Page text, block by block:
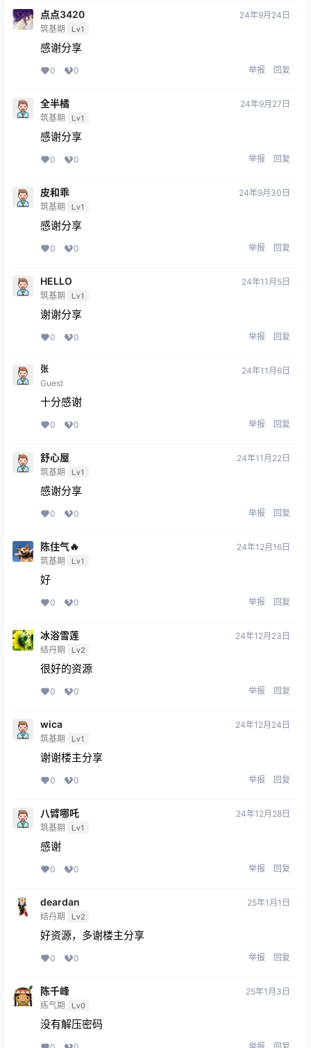
点点3420
筑基期 Lv1
24年9月24日
感谢分享
0 0 举报 回复
全半橘
筑基期 Lv1
24年9月27日
感谢分享
0 0 举报 回复
皮和乖
筑基期 Lv1
24年9月30日
感谢分享
0 0 举报 回复
HELLO
筑基期 Lv1
24年11月5日
谢谢分享
0 0 举报 回复
张
Guest
24年11月6日
十分感谢
0 0 举报 回复
舒心屋
筑基期 Lv1
24年11月22日
感谢分享
0 0 举报 回复
陈住气🔥
筑基期 Lv1
24年12月16日
好
0 0 举报 回复
冰浴雪莲
结丹期 Lv2
24年12月23日
很好的资源
0 0 举报 回复
wica
筑基期 Lv1
24年12月24日
谢谢楼主分享
0 0 举报 回复
八臂哪吒
筑基期 Lv1
24年12月28日
感谢
0 0 举报 回复
deardan
结丹期 Lv2
25年1月1日
好资源，多谢楼主分享
0 0 举报 回复
陈千峰
练气期 Lv0
25年1月3日
没有解压密码